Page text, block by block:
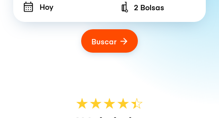
Hoy Number of bags
2 Bolsas
Buscar
★★★★☆
★